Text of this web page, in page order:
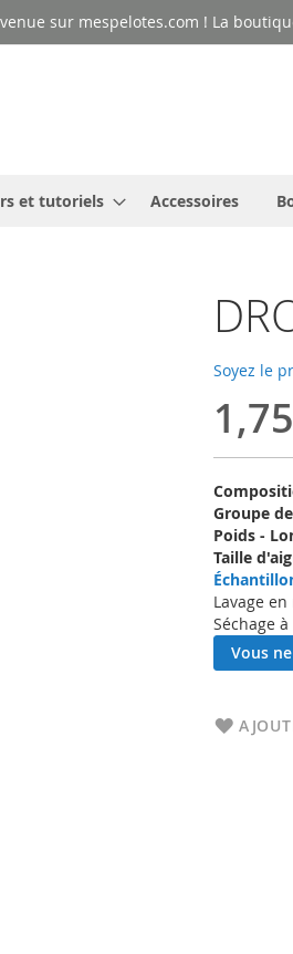
sur mespelotes.com ! La
et tutoriels Accessoires
Soyez le
Groupe
Poids -
Taille
Lavage
Séchage
Vous